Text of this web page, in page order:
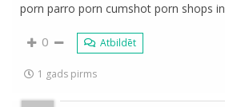
porn parro porn cumshot porn shops
0 Atbildēt
1 gads pirms